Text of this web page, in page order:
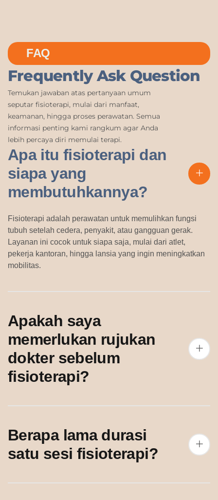
FAQ
Frequently Ask Question
Temukan jawaban atas pertanyaan umum
seputar fisioterapi, mulai dari manfaat,
keamanan, hingga proses perawatan. Semua
informasi penting kami rangkum agar Anda
lebih percaya diri memulai terapi.
Apa itu fisioterapi dan
siapa yang
membutuhkannya?
Fisioterapi adalah perawatan untuk memulihkan fungsi
tubuh setelah cedera, penyakit, atau gangguan gerak.
Layanan ini cocok untuk siapa saja, mulai dari atlet,
pekerja kantoran, hingga lansia yang ingin meningkatkan
mobilitas.
Apakah saya
memerlukan rujukan
dokter sebelum
fisioterapi?
Berapa lama durasi
satu sesi fisioterapi?